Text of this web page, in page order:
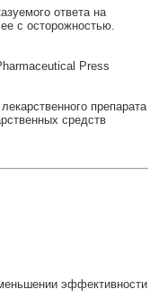
ответа на
с осторожностью.
Press
препарата
средств
эффективности